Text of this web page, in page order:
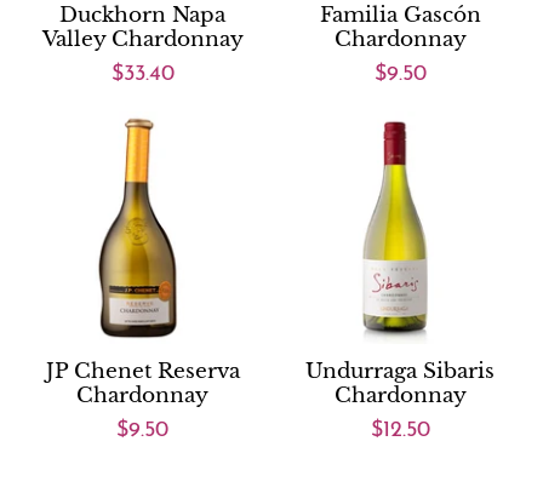
Duckhorn Napa
Valley Chardonnay
$33.40
Familia Gascón
Chardonnay
$9.50
JP Chenet Reserva
Chardonnay
$9.50
Undurraga Sibaris
Chardonnay
$12.50